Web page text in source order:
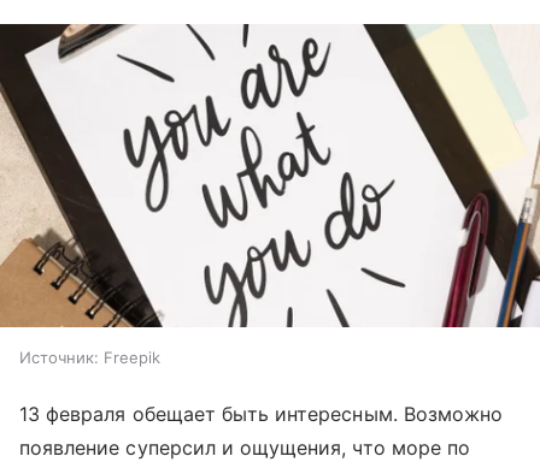
Источник: Freepik
13 февраля обещает быть интересным. Возможно
появление суперсил и ощущения, что море по